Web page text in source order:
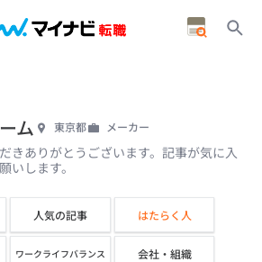
ム 東京都 メーカー
きありがとうございます。記事が気に入
いします。
人気の記事 はたらく人
ワークライフバランス 会社・組織